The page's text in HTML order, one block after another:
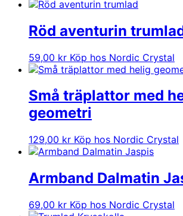
Röd aventurin
59,00 kr Köp hos Nordic Crystal
Små träplattor med
geometri
129,00 kr Köp hos Nordic Crystal
Armband Dalmatin
69,00 kr Köp hos Nordic Crystal